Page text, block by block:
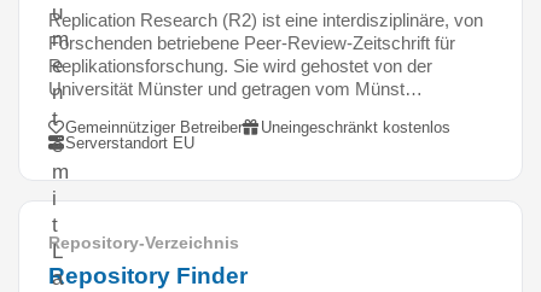
u
m
e
n
t
e
m
i
t
L
a
Replication Research (R2) ist eine interdisziplinäre, von
Forschenden betriebene Peer-Review-Zeitschrift für
Replikationsforschung. Sie wird gehostet von der
Universität Münster und getragen vom Münst…
Gemeinnütziger Betreiber
Uneingeschränkt kostenlos
Serverstandort EU
Repository-Verzeichnis
Repository Finder